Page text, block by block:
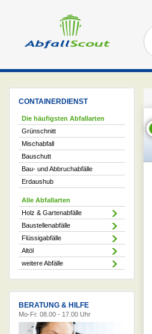
CONTAINERDIENST
Die häufigsten Abfallarten
Grünschnitt
Mischabfall
Bauschutt
Bau- und Abbruchabfälle
Erdaushub
Alle Abfallarten
Holz & Gartenabfälle
Baustellenabfälle
Flüssigabfälle
Altöl
weitere Abfälle
BERATUNG & HILFE
Mo-Fr. 08.00 - 17.00 Uhr